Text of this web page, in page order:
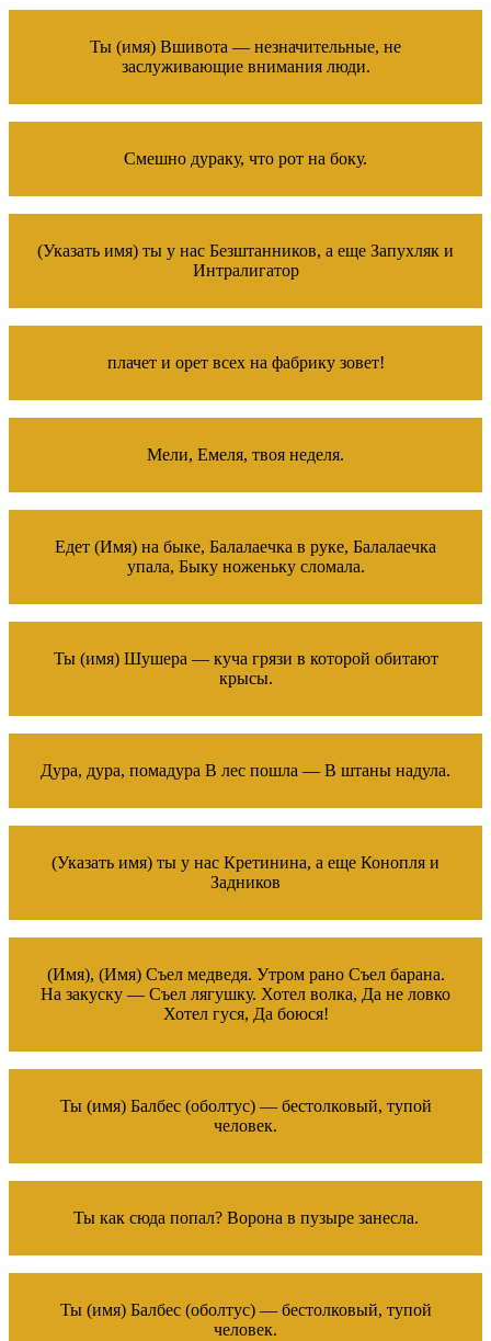
Ты (имя) Вшивота — незначительные, не
заслуживающие внимания люди.
Смешно дураку, что рот на боку.
(Указать имя) ты у нас Безштанников, а еще Запухляк и
Интралигатор
плачет и орет всех на фабрику зовет!
Мели, Емеля, твоя неделя.
Едет (Имя) на быке, Балалаечка в руке, Балалаечка
упала, Быку ноженьку сломала.
Ты (имя) Шушера — куча грязи в которой обитают
крысы.
Дура, дура, помадура В лес пошла — В штаны надула.
(Указать имя) ты у нас Кретинина, а еще Конопля и
Задников
(Имя), (Имя) Съел медведя. Утром рано Съел барана.
На закуску — Съел лягушку. Хотел волка, Да не ловко
Хотел гуся, Да боюся!
Ты (имя) Балбес (оболтус) — бестолковый, тупой
человек.
Ты как сюда попал? Ворона в пузыре занесла.
Ты (имя) Балбес (оболтус) — бестолковый, тупой
человек.